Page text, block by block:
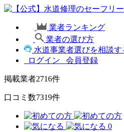
業者ランキング
業者の選び方
水道事業者選びを相談す
ログイン
会員登録
掲載業者2716件
口コミ数7319件
0